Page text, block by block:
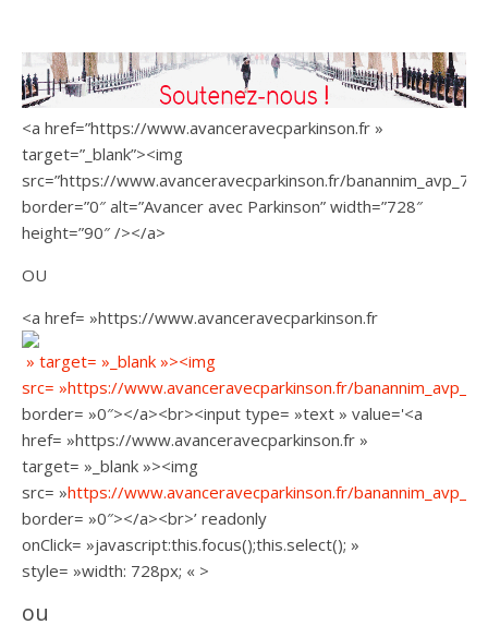
<a href=”https://www.avanceravecparkinson.fr »
target=”_blank”><img
src=”https://www.avanceravecparkinson.fr/
border=”0″ alt=”Avancer avec Parkinson” width=”728″
height=”90″ /></a>
OU
<a href= »https://www.avanceravecparkinson.fr
» target= »_blank »><img
src= »https://www.avanceravecparkinson.fr/
border= »0″></a><br><input type= »text » value='<a
href= »https://www.avanceravecparkinson.fr »
target= »_blank »><img
src= »https://www.avanceravecparkinson.fr/
border= »0″></a><br>’ readonly
onClick= »javascript:this.focus();this.select(); »
style= »width: 728px; « >
ou